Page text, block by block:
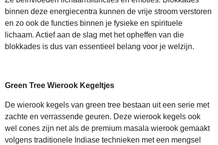
binnen deze energiecentra kunnen de vrije stroom verstoren
en zo ook de functies binnen je fysieke en spirituele
lichaam. Actief aan de slag met het opheffen van die
blokkades is dus van essentieel belang voor je welzijn.
Green Tree Wierook Kegeltjes
De wierook kegels van green tree bestaan uit een serie met
zachte en verrassende geuren. Deze wierook kegels ook
wel cones zijn net als de premium masala wierook gemaakt
volgens traditionele Indiase technieken met een mengsel